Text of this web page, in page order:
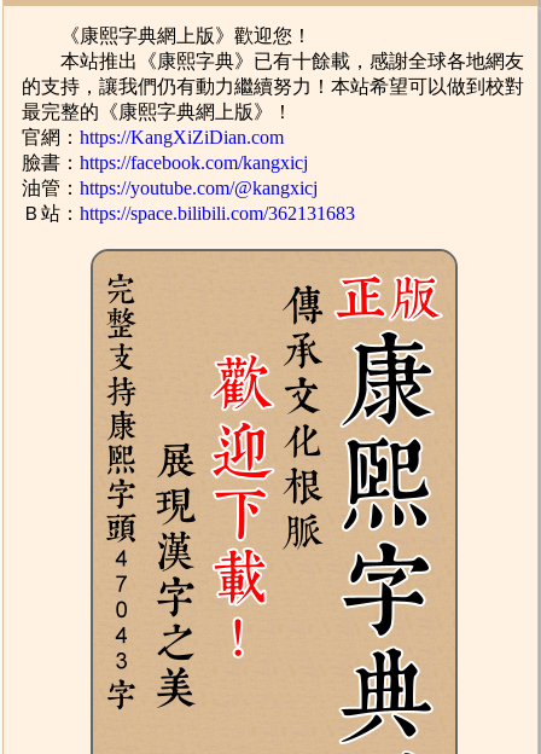
《康熙字典網上版》歡迎您！
本站推出《康熙字典》已有十餘載，感謝全球各地網友
的支持，讓我們仍有動力繼續努力！本站希望可以做到校對
最完整的《康熙字典網上版》！
官網：https://KangXiZiDian.com
臉書：https://facebook.com/kangxicj
油管：https://youtube.com/@kangxicj
Ｂ站：https://space.bilibili.com/362131683